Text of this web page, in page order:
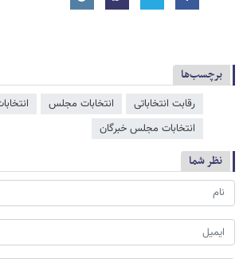
برچسب‌ها
رقابت انتخاباتی انتخابات مجلس
انتخابات مجلس خبرگان
نظر شما